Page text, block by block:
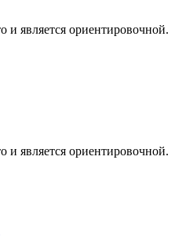
и является ориентировочной.
и является ориентировочной.